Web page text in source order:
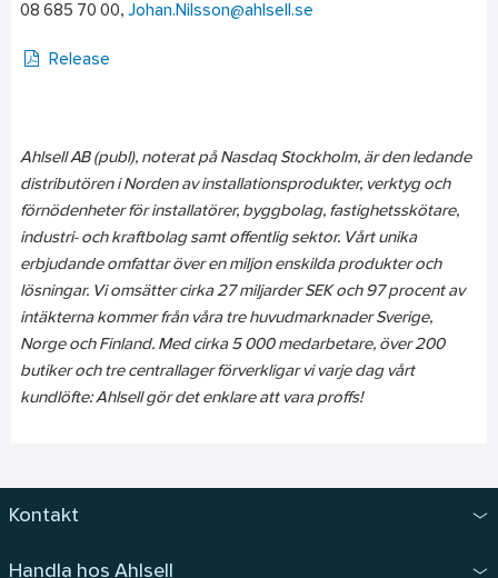
08 685 70 00, Johan.Nilsson@ahlsell.se
Release
Ahlsell AB (publ), noterat på Nasdaq Stockholm, är den ledande
distributören i Norden av installationsprodukter, verktyg och
förnödenheter för installatörer, byggbolag, fastighetsskötare,
industri- och kraftbolag samt offentlig sektor. Vårt unika
erbjudande omfattar över en miljon enskilda produkter och
lösningar. Vi omsätter cirka 27 miljarder SEK och 97 procent av
intäkterna kommer från våra tre huvudmarknader Sverige,
Norge och Finland. Med cirka 5 000 medarbetare, över 200
butiker och tre centrallager förverkligar vi varje dag vårt
kundlöfte: Ahlsell gör det enklare att vara proffs!
Kontakt
Handla hos Ahlsell